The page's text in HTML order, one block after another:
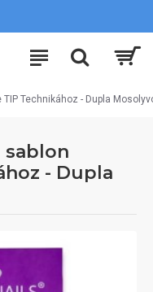
Technikához - Dupla
sablon
- Dupla